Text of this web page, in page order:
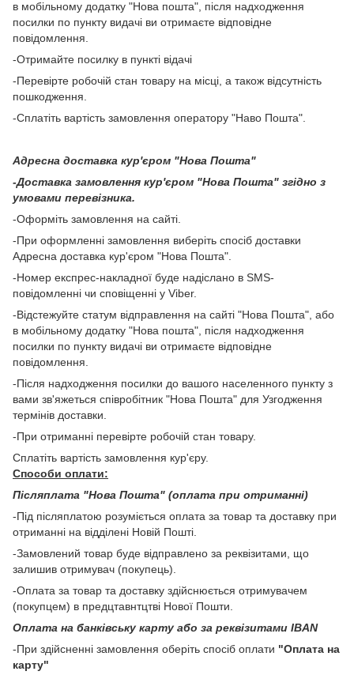
в мобільному додатку "Нова пошта", після надходження
посилки по пункту видачі ви отримаєте відповідне
повідомлення.
-Отримайте посилку в пункті відачі
-Перевірте робочій стан товару на місці, а також відсутність
пошкодження.
-Сплатіть вартість замовлення оператору "Наво Пошта".
Адресна доставка кур'єром "Нова Пошта"
-Доставка замовлення кур'єром "Нова Пошта" згідно з
умовами перевізника.
-Оформіть замовлення на сайті.
-При оформленні замовлення виберіть спосіб доставки
Адресна доставка кур'єром "Нова Пошта".
-Номер експрес-накладної буде надіслано в SMS-
повідомленні чи сповіщенні у Viber.
-Відстежуйте статум відправлення на сайті "Нова Пошта", або
в мобільному додатку "Нова пошта", після надходження
посилки по пункту видачі ви отримаєте відповідне
повідомлення.
-Після надходження посилки до вашого населенного пункту з
вами зв'яжеться співробітник "Нова Пошта" для Узгодження
термінів доставки.
-При отриманні перевірте робочій стан товару.
Сплатіть вартість замовлення кур'єру.
Способи оплати:
Післяплата "Нова Пошта" (оплата при отриманні)
-Під післяплатою розуміється оплата за товар та доставку при
отриманні на відділені Новій Пошті.
-Замовлений товар буде відправлено за реквізитами, що
залишив отримувач (покупець).
-Оплата за товар та доставку здійснюється отримувачем
(покупцем) в предцтавнтцтві Нової Пошти.
Оплата на банківську карту або за реквізитами IBAN
-При здійсненні замовлення оберіть спосіб оплати "Оплата на
карту"